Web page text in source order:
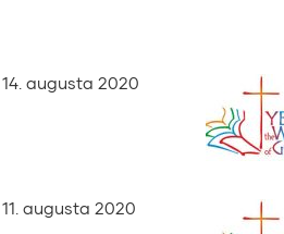
augusta 2020
augusta 2020